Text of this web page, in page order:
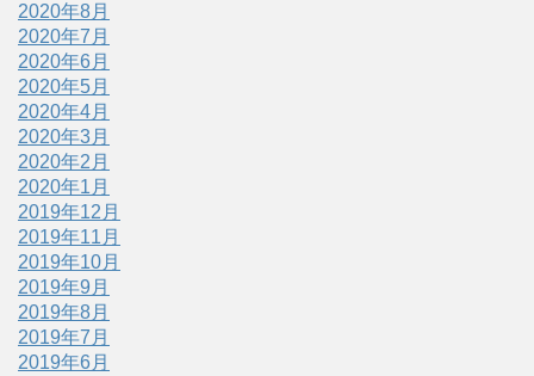
2020年8月
2020年7月
2020年6月
2020年5月
2020年4月
2020年3月
2020年2月
2020年1月
2019年12月
2019年11月
2019年10月
2019年9月
2019年8月
2019年7月
2019年6月